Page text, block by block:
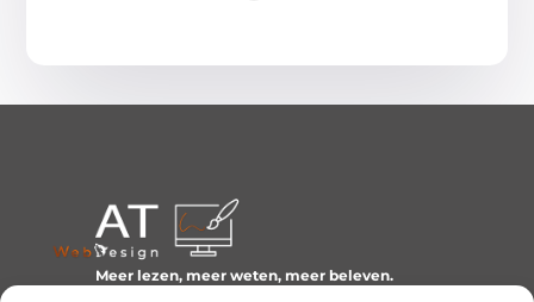
Meer lezen, meer weten, meer beleven.